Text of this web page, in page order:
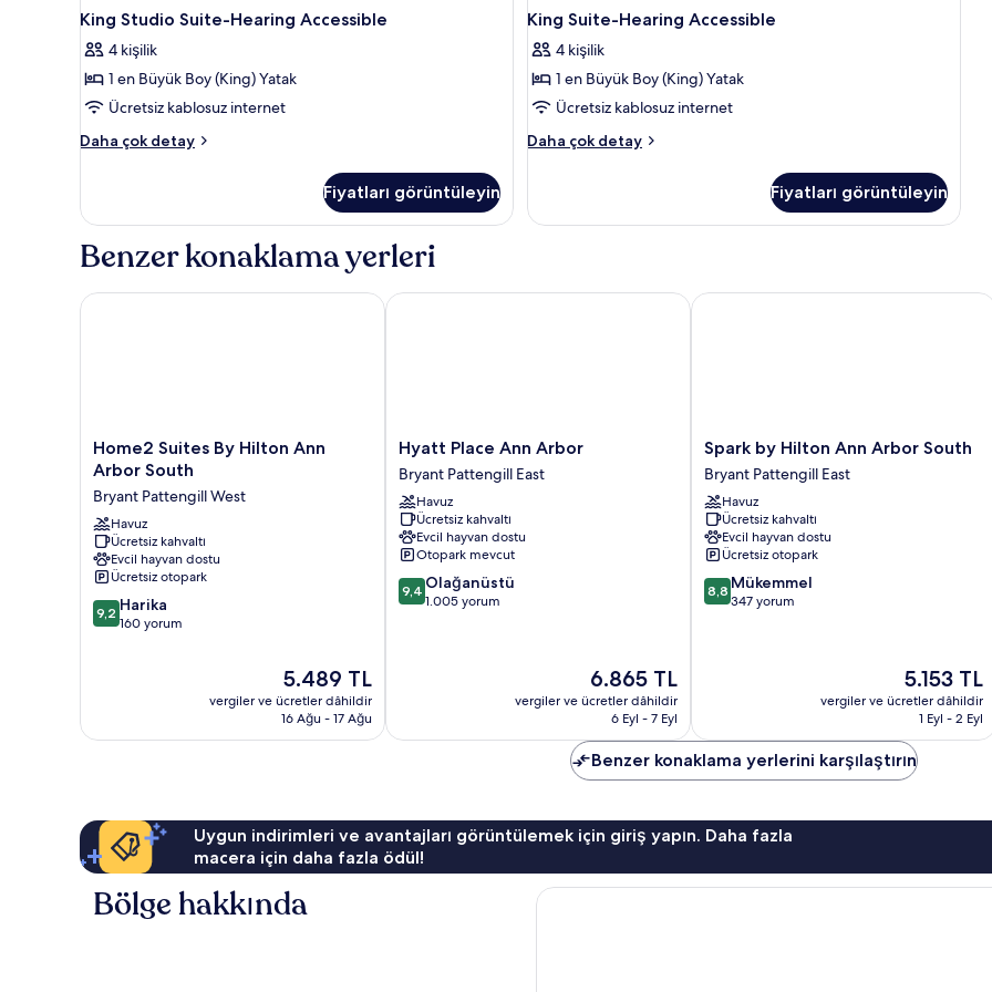
King Studio Suite-Hearing Accessible
4 kişilik
1 en Büyük Boy (King) Yatak
Ücretsiz kablosuz internet
Daha çok detay
King
Accessible
daha
detay
Fiyatları görüntüleyin
King Suite-Hearing Accessible
4 kişilik
1 en Büyük Boy (King) Yatak
Ücretsiz kablosuz internet
Daha çok detay
King
hakkında
Fiyatları görüntüleyin
Benzer konaklama yerleri
Home2
Suites
Hilton
Ann
Arbor
South
Bryant
Pattengill
West
Home2 Suites By Hilton Ann
Arbor South
Bryant Pattengill West
Havuz
Ücretsiz kahvaltı
Evcil hayvan dostu
Ücretsiz otopark
10
üzerinden
9,2 Harika
160 yorum
Güncel
fiyat:
5.489 TL
5.489 TL
vergiler ve ücretler dâhildir
16 Ağu - 17 Ağu
Home2 Suites By Hilton Ann Arbor South
Hyatt
Place
Ann
Arbor
Bryant
Pattengill
East
Hyatt Place Ann Arbor
Bryant Pattengill East
Havuz
Ücretsiz kahvaltı
Evcil hayvan dostu
Otopark mevcut
10
üzerinden
9,4 Olağanüstü
1.005 yorum
Güncel
fiyat:
6.865 TL
6.865 TL
vergiler ve ücretler dâhildir
6 Eyl - 7 Eyl
Hyatt Place Ann Arbor
Spark
by
Hilton
Ann
Arbor
South
Bryant
Pattengill
East
Spark by Hilton Ann Arbor South
Bryant Pattengill East
Havuz
Ücretsiz kahvaltı
Evcil hayvan dostu
Ücretsiz otopark
10
üzerinden
8,8 Mükemmel
347 yorum
Güncel
fiyat:
5.153 TL
5.153 TL
vergiler ve ücretler dâhildir
1 Eyl - 2 Eyl
Spark by Hilton Ann Arbor South
Benzer konaklama yerlerini karşılaştırın
Uygun indirimleri ve avantajları görüntülemek için giriş yapın. Daha fazla
macera için daha fazla ödül!
Bölge hakkında